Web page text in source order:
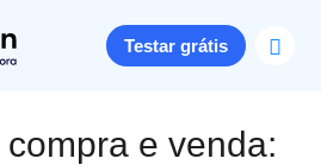
Testar grátis
e venda: